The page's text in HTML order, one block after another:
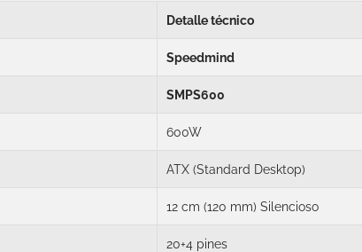
Detalle técnico
Speedmind
SMPS600
600W
ATX (Standard Desktop)
12 cm (120 mm) Silencioso
20+4 pines